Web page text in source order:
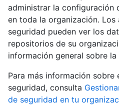
administrar la configuración
en toda la organización. Los
seguridad pueden ver los
repositorios de su
información general sobre la
Para más información
seguridad, consulta
de seguridad en tu